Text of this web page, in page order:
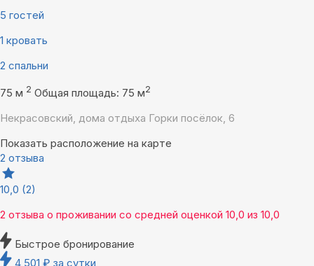
5 гостей
1 кровать
2 спальни
75 м 2 Общая площадь: 75 м2
Некрасовский, дома отдыха Горки посёлок, 6
Показать расположение на карте
2 отзыва
10,0 (2)
2 отзыва о проживании со средней оценкой 10,0 из 10,0
Быстрое бронирование
4 501 ₽ за сутки